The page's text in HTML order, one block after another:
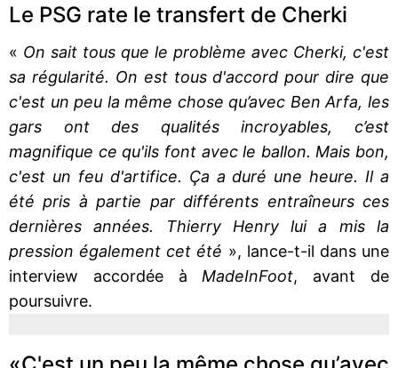
Le PSG rate le transfert de Cherki
« On sait tous que le problème avec Cherki, c'est
sa régularité. On est tous d'accord pour dire que
c'est un peu la même chose qu’avec Ben Arfa, les
gars ont des qualités incroyables, c’est
magnifique ce qu'ils font avec le ballon. Mais bon,
c'est un feu d'artifice. Ça a duré une heure. Il a
été pris à partie par différents entraîneurs ces
dernières années. Thierry Henry lui a mis la
pression également cet été », lance-t-il dans une
interview accordée à MadeInFoot, avant de
poursuivre.